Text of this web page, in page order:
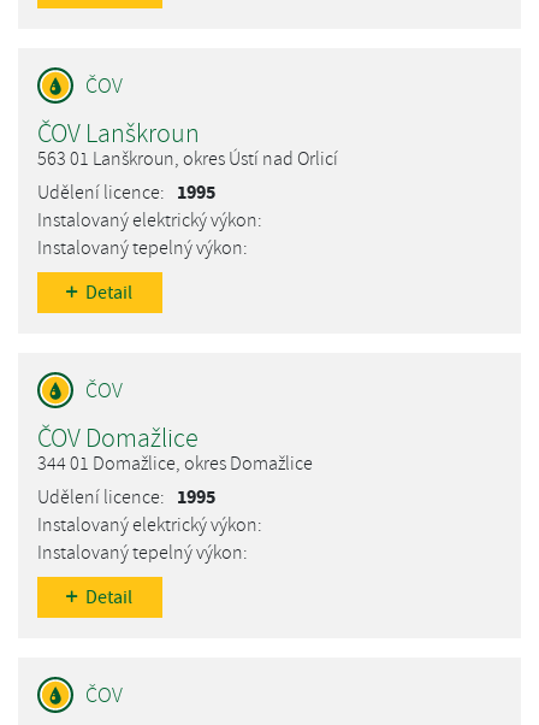
ČOV Lanškroun
563 01 Lanškroun, okres Ústí nad Orlicí
1995
Detail
ČOV Domažlice
344 01 Domažlice, okres Domažlice
1995
Detail